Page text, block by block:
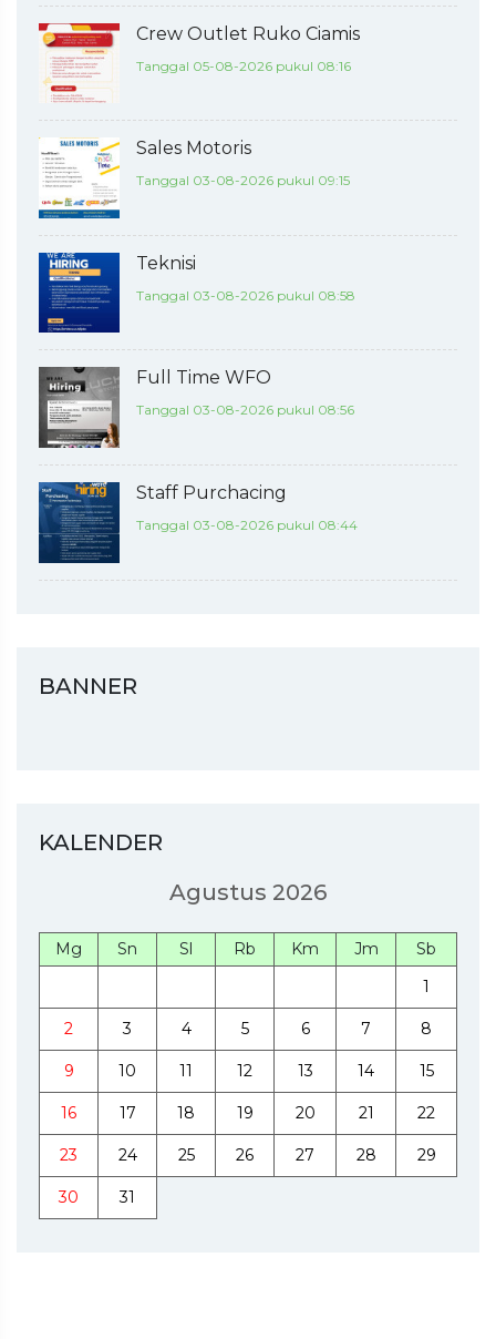
Crew Outlet Ruko Ciamis
Tanggal 05-08-2026 pukul 08:16
Sales Motoris
Tanggal 03-08-2026 pukul 09:15
Teknisi
Tanggal 03-08-2026 pukul 08:58
Full Time WFO
Tanggal 03-08-2026 pukul 08:56
Staff Purchacing
Tanggal 03-08-2026 pukul 08:44
BANNER
KALENDER
Agustus 2026
Mg Sn Sl Rb Km Jm
Sb
1
2 3 4 5 6 7 8
9 10 11 12 13 14 15
16 17 18 19 20 21 22
23 24 25 26 27 28 29
30 31